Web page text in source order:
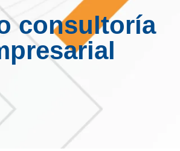
consultoría